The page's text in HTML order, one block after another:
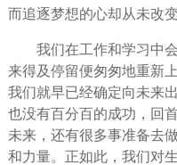
而追逐梦想的心却从未改变
我们在工作和学习中
来得及停留便匆匆地重新
我们就早已经确定向未来
也没有百分百的成功，回
未来，还有很多事准备去
和力量。正如此，我们对